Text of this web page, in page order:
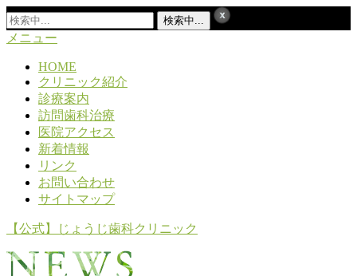
メニュー
HOME
クリニック紹介
診療案内
訪問歯科治療
医院アクセス
新着情報
リンク
お問い合わせ
サイトマップ
【公式】じょうじ歯科クリニック